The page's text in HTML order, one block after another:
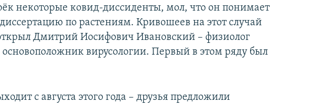
некоторые ковид-диссиденты, мол, что он понимает
по растениям. Кривошеев на этот случай
Дмитрий Иосифович Ивановский – физиолог
вирусологии. Первый в этом ряду был
с августа этого года – друзья предложили